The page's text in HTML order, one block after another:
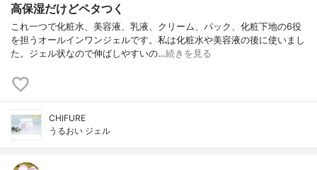
高保湿だけどペタつく
これ一つで化粧水、美容液、乳液、クリーム、パック、化粧下地の6役
を担うオールインワンジェルです。私は化粧水や美容液の後に使いまし
た。ジェル状なので伸ばしやすいの…続きを見る
CHIFURE
うるおい ジェル